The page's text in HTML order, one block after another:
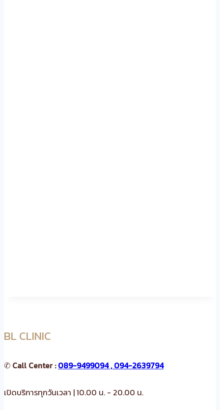
BL CLINIC
✆ Call Center :089-9499094 , 094-2639794
เปิดบริการทุกวันเวลา | 10.00 น. - 20.00 น.